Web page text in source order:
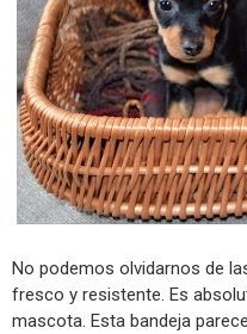
No podemos olvidarnos de
fresco y resistente. Es
mascota. Esta bandeja